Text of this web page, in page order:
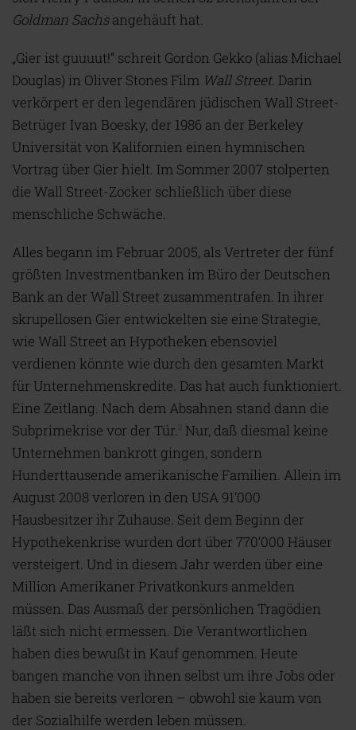
Goldman Sachsangehäuft hat.
„Gier ist guuuut!“ schreit Gordon Gekko (alias Michael
Douglas) in Oliver Stones Film Wall Street. Darin
verkörpert er den legendären jüdischen Wall Street-
Betrüger Ivan Boesky, der 1986 an der Berkeley
Universität von Kalifornien einen hymnischen
Vortrag über Gier hielt. Im Sommer 2007 stolperten
die Wall Street-Zocker schließlich über diese
menschliche Schwäche.
Alles begann im Februar 2005, als Vertreter der fünf
größten Investmentbanken im Büro der Deutschen
Bank an der Wall Street zusammentrafen. In ihrer
skrupellosen Gier entwickelten sie eine Strategie,
wie Wall Street an Hypotheken ebensoviel
verdienen könnte wie durch den gesamten Markt
für Unternehmenskredite. Das hat auch funktioniert.
Eine Zeitlang. Nach dem Absahnen stand dann die
Subprimekrise vor der Tür. 2 Nur, daß diesmal keine
Unternehmen bankrott gingen, sondern
Hunderttausende amerikanische Familien. Allein im
August 2008 verloren in den USA 91‘000
Hausbesitzer ihr Zuhause. Seit dem Beginn der
Hypothekenkrise wurden dort über 770‘000 Häuser
versteigert. Und in diesem Jahr werden über eine
Million Amerikaner Privatkonkurs anmelden
müssen. Das Ausmaß der persönlichen Tragödien
läßt sich nicht ermessen. Die Verantwortlichen
haben dies bewußt in Kauf genommen. Heute
bangen manche von ihnen selbst um ihre Jobs oder
haben sie bereits verloren – obwohl sie kaum von
der Sozialhilfe werden leben müssen.